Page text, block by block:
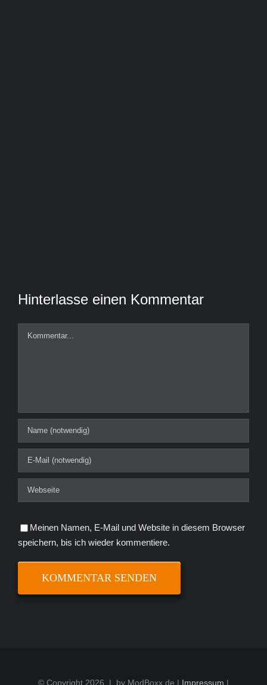
Hinterlasse einen Kommentar
Kommentar
Meinen Namen, E-Mail und Website in diesem Browser
speichern, bis ich wieder kommentiere.
© Copyright 2026 | by ModBoxx.de | Impressum |